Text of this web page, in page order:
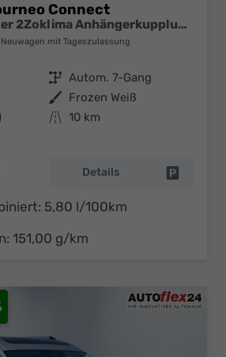
Connect
Active 2,0 7 Sitzer 2Zoklima Anhängerkupplung Panoramadach AGR Sitze Sitzheizung Einparkhilfe Kamera 17 Zoll Leichtmetall ACC
mit Tageszulassung
Getriebe Autom. 7-Gang
Außenfarbe Frozen Weiß
Kilometerstand 10 km
Details
5,80 l/100km
151,00 g/km